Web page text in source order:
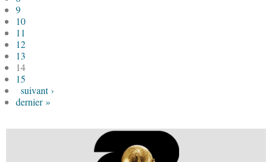
9
10
11
12
13
14
15
suivant ›
dernier »